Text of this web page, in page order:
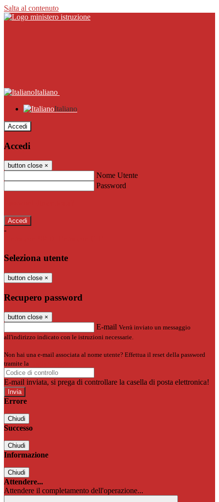
Salta al contenuto
Italiano
Italiano
Accedi
Accedi
button close ×
Nome Utente
Password
-
Seleziona utente
button close ×
Recupero password
button close ×
E-mail Verrà inviato un messaggio
all'indirizzo indicato con le istruzioni necessarie.
Non hai una e-mail associata al nome utente? Effettua il reset della password
tramite la
E-mail inviata, si prega di controllare la casella di posta elettronica!
Errore
Chiudi
Successo
Chiudi
Informazione
Chiudi
Attendere...
Attendere il completamento dell'operazione...